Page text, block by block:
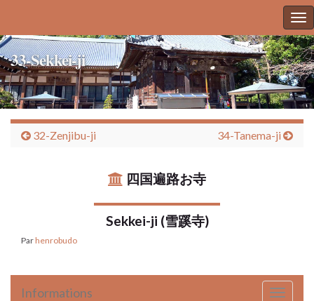
32-Zenjibu-ji 34-Tanema-ji
33-Sekkei-ji
四国遍路お寺
Sekkei-ji (雪蹊寺)
Parhenrobudo
Informations